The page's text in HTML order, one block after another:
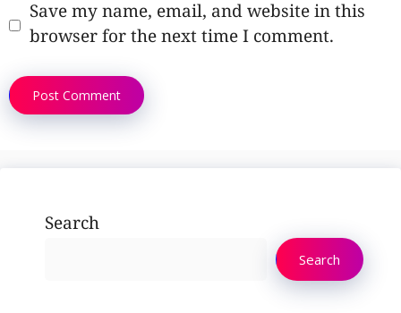
Save my name, email, and website in this
browser for the next time I comment.
Search
Search